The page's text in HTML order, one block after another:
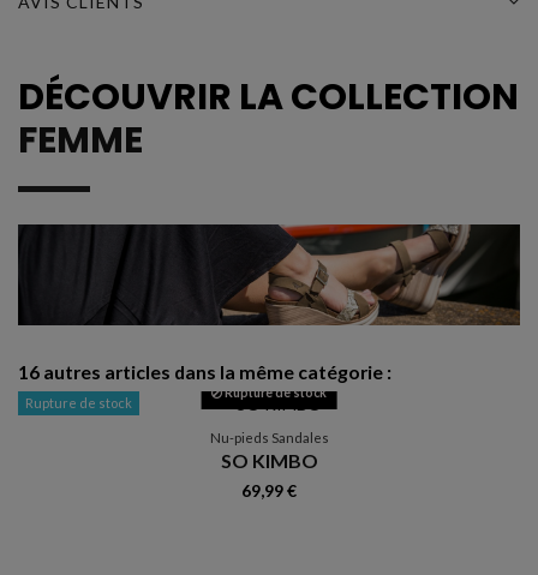
DÉCOUVRIR LA COLLECTION
FEMME
16 autres articles dans la même catégorie :
Rupture de stock
Rupture de stock
Nu-pieds Sandales
SO KIMBO
69,99 €